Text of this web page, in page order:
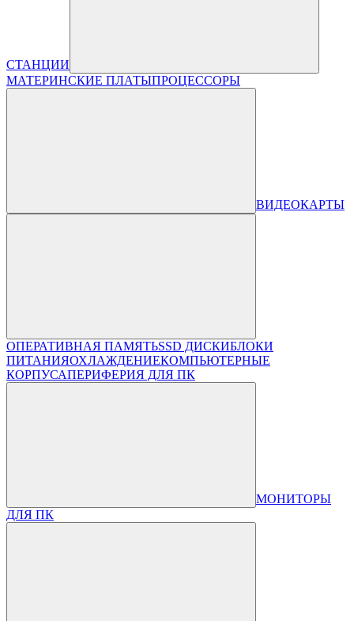
СТАНЦИИ
МАТЕРИНСКИЕ ПЛАТЫПРОЦЕССОРЫ
ВИДЕОКАРТЫ
ОПЕРАТИВНАЯ ПАМЯТЬSSD ДИСКИБЛОКИ
ПИТАНИЯОХЛАЖДЕНИЕКОМПЬЮТЕРНЫЕ
КОРПУСАПЕРИФЕРИЯ ДЛЯ ПК
МОНИТОРЫ
ДЛЯ ПК